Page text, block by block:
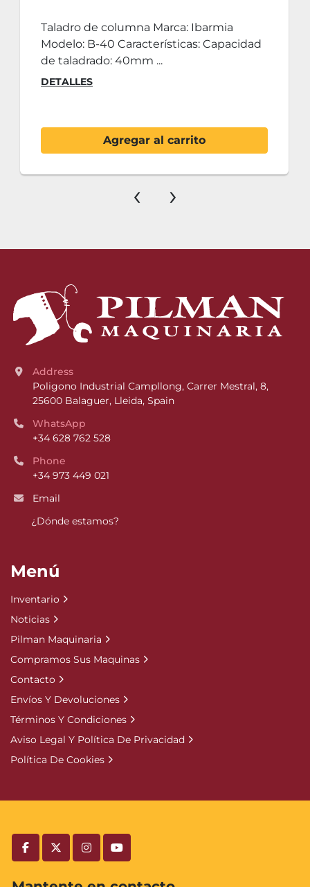
Taladro de columna Marca: Ibarmia
Modelo: B-40 Características: Capacidad
de taladrado: 40mm ...
DETALLES
Agregar al carrito
‹ ›
facebooktwitterinstagramyoutube
Address
Poligono Industrial Campllong, Carrer Mestral, 8,
25600 Balaguer, Lleida, Spain
WhatsApp
+34 628 762 528
Phone
+34 973 449 021
Email
¿Dónde estamos?
Menú
Inventario
Noticias
Pilman Maquinaria
Compramos Sus Maquinas
Contacto
Envíos Y Devoluciones
Términos Y Condiciones
Aviso Legal Y Política De Privacidad
Política De Cookies